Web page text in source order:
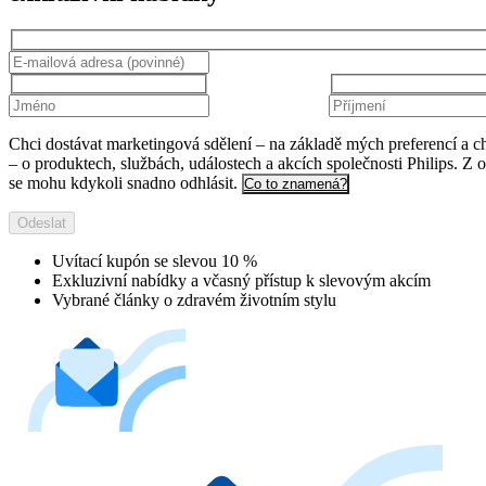
Chci dostávat marketingová sdělení – na základě mých preferencí a
– o produktech, službách, událostech a akcích společnosti Philips. Z
se mohu kdykoli snadno odhlásit. Co to znamená?
Odeslat
Uvítací kupón se slevou 10 %
Exkluzivní nabídky a včasný přístup k slevovým akcím
Vybrané články o zdravém životním stylu